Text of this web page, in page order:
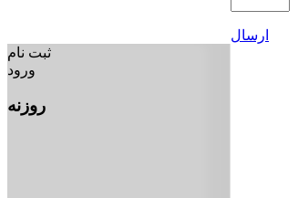
ارسال
ثبت نام
ورود
روزنه